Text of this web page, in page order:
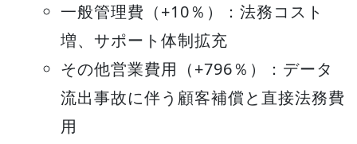
一般管理費（+10％）：法務コスト
増、サポート体制拡充
その他営業費用（+796％）：データ
流出事故に伴う顧客補償と直接法務費
用